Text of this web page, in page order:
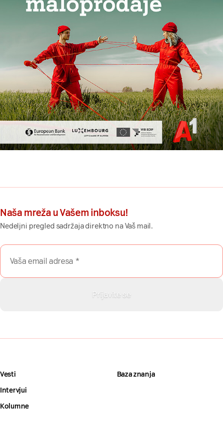
Naša mreža u Vašem inboksu!
Nedeljni pregled sadržaja direktno na Vaš mail.
Vesti
Intervjui
Kolumne
Baza znanja